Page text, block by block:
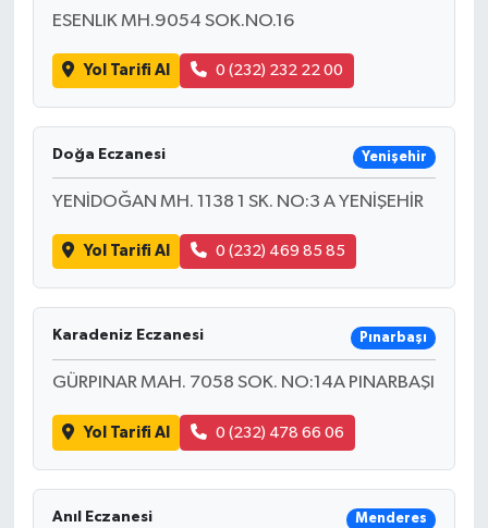
ESENLIK MH.9054 SOK.NO.16
Yol Tarifi Al 0 (232) 232 22 00
Doğa Eczanesi Yenişehir
YENİDOĞAN MH. 1138 1 SK. NO:3 A YENİŞEHİR
Yol Tarifi Al 0 (232) 469 85 85
Karadeniz Eczanesi Pınarbaşı
GÜRPINAR MAH. 7058 SOK. NO:14A PINARBAŞI
Yol Tarifi Al 0 (232) 478 66 06
Anıl Eczanesi Menderes